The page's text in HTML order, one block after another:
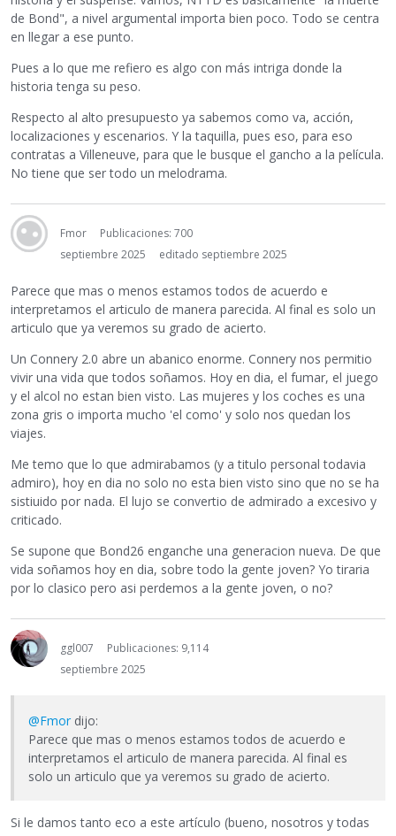
de Bond", a nivel argumental importa bien poco. Todo se centra
en llegar a ese punto.
Pues a lo que me refiero es algo con más intriga donde la
historia tenga su peso.
Respecto al alto presupuesto ya sabemos como va, acción,
localizaciones y escenarios. Y la taquilla, pues eso, para eso
contratas a Villeneuve, para que le busque el gancho a la película.
No tiene que ser todo un melodrama.
Fmor
Publicaciones: 700
septiembre 2025
editado septiembre 2025
Parece que mas o menos estamos todos de acuerdo e
interpretamos el articulo de manera parecida. Al final es solo un
articulo que ya veremos su grado de acierto.
Un Connery 2.0 abre un abanico enorme. Connery nos permitio
vivir una vida que todos soñamos. Hoy en dia, el fumar, el juego
y el alcol no estan bien visto. Las mujeres y los coches es una
zona gris o importa mucho 'el como' y solo nos quedan los
viajes.
Me temo que lo que admirabamos (y a titulo personal todavia
admiro), hoy en dia no solo no esta bien visto sino que no se ha
sistiuido por nada. El lujo se convertio de admirado a excesivo y
criticado.
Se supone que Bond26 enganche una generacion nueva. De que
vida soñamos hoy en dia, sobre todo la gente joven? Yo tiraria
por lo clasico pero asi perdemos a la gente joven, o no?
ggl007
Publicaciones: 9,114
septiembre 2025
@Fmor dijo:
Parece que mas o menos estamos todos de acuerdo e
interpretamos el articulo de manera parecida. Al final es
solo un articulo que ya veremos su grado de acierto.
Si le damos tanto eco a este artículo (bueno, nosotros y todas